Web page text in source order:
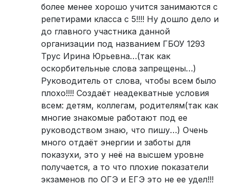
более менее хорошо учится занимаются с
репетирами класса с 5!!!! Ну дошло дело и
до главного участника данной
организации под названием ГБОУ 1293
Трус Ирина Юрьевна…(так как
оскорбительные слова запрещены…)
Руководитель от слова, чтобы всем было
плохо!!!! Создаёт неадекватные условия
всем: детям, коллегам, родителям(так как
многие знакомые работают под ее
руководством знаю, что пишу…) Очень
много отдаёт энергии и заботы для
показухи, это у неё на высшем уровне
получается, а то что плохие показатели
экзаменов по ОГЭ и ЕГЭ это не ее удел!!!